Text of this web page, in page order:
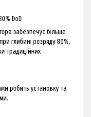
DoD
забезпечує більше
глибині розряду 80%,
традиційних
робить установку та